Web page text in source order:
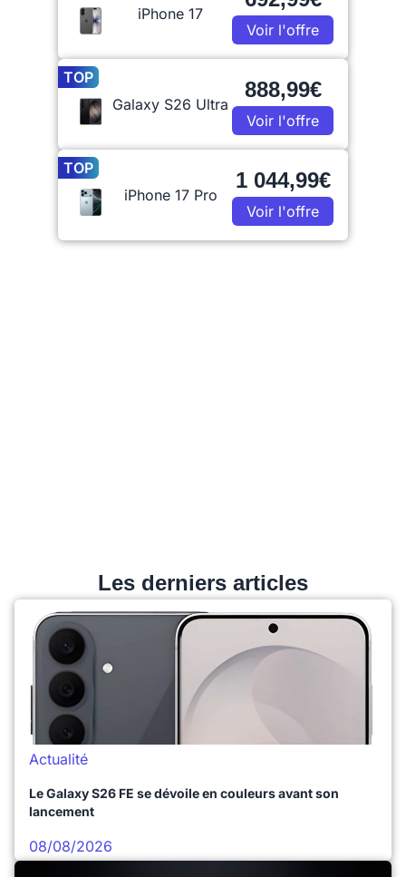
iPhone 17
Voir l'offre
TOP
Galaxy S26 Ultra
888,99€
Voir l'offre
TOP
iPhone 17 Pro
1 044,99€
Voir l'offre
Les derniers articles
Actualité
Le Galaxy S26 FE se dévoile en couleurs avant son
lancement
08/08/2026